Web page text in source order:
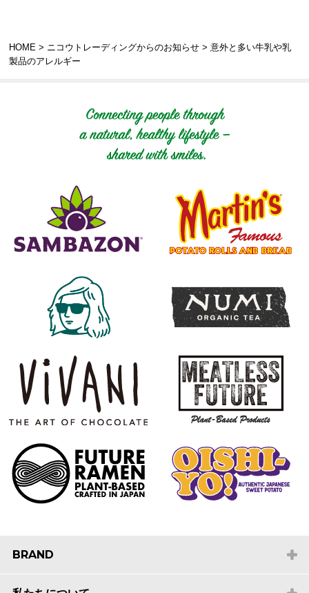
HOME > ニコウトレーディングからのお知らせ > 意外と多い牛乳や乳
製品のアレルギー
BRAND